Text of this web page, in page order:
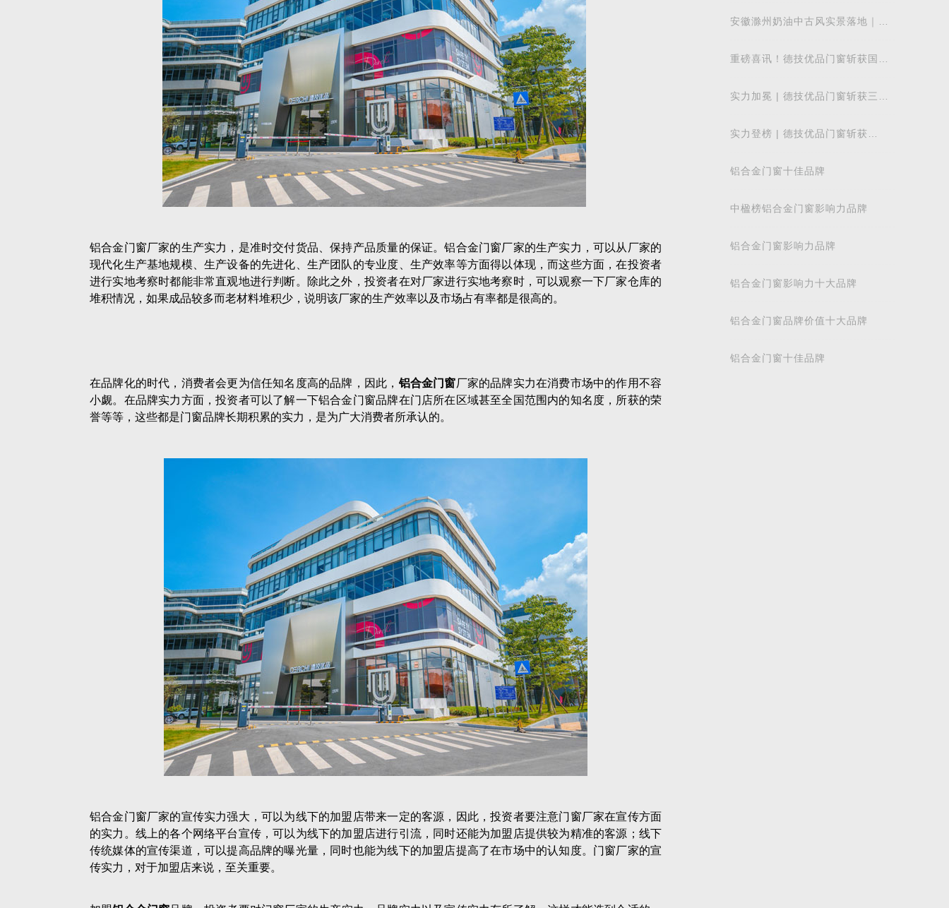
铝合金门窗厂家的生产实力，是准时交付货品、保持产品质量的保证。铝合金门窗厂家的生产实力，可以从厂家的
现代化生产基地规模、生产设备的先进化、生产团队的专业度、生产效率等方面得以体现，而这些方面，在投资者
进行实地考察时都能非常直观地进行判断。除此之外，投资者在对厂家进行实地考察时，可以观察一下厂家仓库的
堆积情况，如果成品较多而老材料堆积少，说明该厂家的生产效率以及市场占有率都是很高的。
在品牌化的时代，消费者会更为信任知名度高的品牌，因此， 铝合金门窗厂家的品牌实力在消费市场中的作用不容
小觑。在品牌实力方面，投资者可以了解一下铝合金门窗品牌在门店所在区域甚至全国范围内的知名度，所获的荣
誉等等，这些都是门窗品牌长期积累的实力，是为广大消费者所承认的。
铝合金门窗厂家的宣传实力强大，可以为线下的加盟店带来一定的客源，因此，投资者要注意门窗厂家在宣传方面
的实力。线上的各个网络平台宣传，可以为线下的加盟店进行引流，同时还能为加盟店提供较为精准的客源；线下
传统媒体的宣传渠道，可以提高品牌的曝光量，同时也能为线下的加盟店提高了在市场中的认知度。门窗厂家的宣
传实力，对于加盟店来说，至关重要。
安徽滁州奶油中古风实景落地｜德
重磅喜讯！德技优品门窗斩获国际
实力加冕 | 德技优品门窗斩获三项
质量发展
实力登榜 | 德技优品门窗斩获
以中国智造赋
铝合金门窗十佳品牌
中楹榜铝合金门窗影响力品牌
铝合金门窗影响力品牌
铝合金门窗影响力十大品牌
铝合金门窗品牌价值十大品牌
铝合金门窗十佳品牌